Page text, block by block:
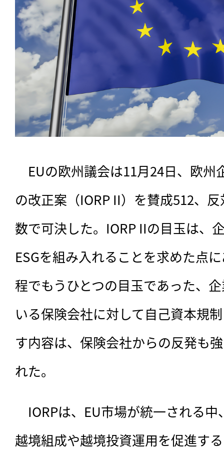
EUの欧州議会は11月24日、欧州
の改正案（IORP II）を賛成512、
数で可決した。IORP IIの目玉は、
ESGを組み入れることを求めた点
程でもうひとつの目玉であった、
いる保険会社に対して自己資本規
す内容は、保険会社からの反発も
れた。
IORPは、EU市場が統一される中
越境組成や越境投資運用を促進す